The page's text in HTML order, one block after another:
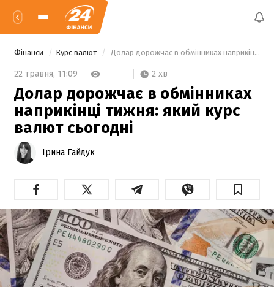
Фінанси Курс валют Долар дорожчає в обмінниках наприкінці тижня: який курс валют сьогодні
22 травня, 11:09 2 хв
Долар дорожчає в обмінниках
наприкінці тижня: який курс
валют сьогодні
Ірина Гайдук